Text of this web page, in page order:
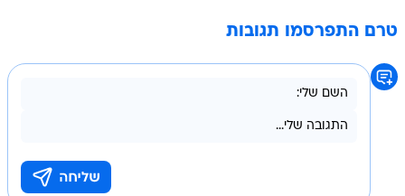
בשליחת התגובה אני מסכים לתנאי השימוש